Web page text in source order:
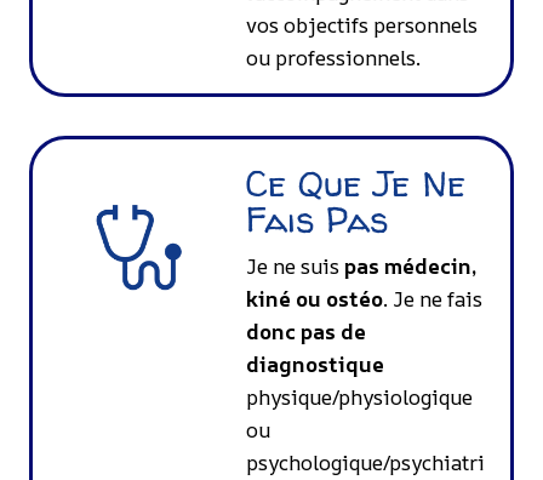
vos objectifs personnels
ou professionnels.
Ce Que Je Ne
Fais Pas
Je ne suispas médecin,
kiné ou ostéo. Je ne fais
donc pas de
diagnostique
physique/physiologique
ou
psychologique/psychiatri